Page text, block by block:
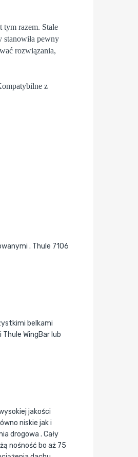
razem. Stale
stanowiła pewny
rozwiązania,
z
. Thule 7106
belkami
WingBar lub
jakości
niskie jak i
drogowa . Cały
nośność bo aż 75